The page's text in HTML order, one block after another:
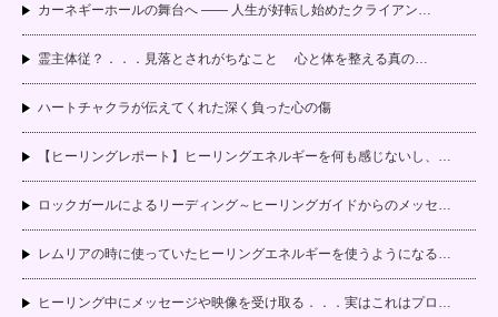
カーネギーホールの舞台へ —— 人生が好転し始めたクライアン…
霊主体従？．．．見落とされがちなこと 心と体を整える真の…
ハートチャクラが伝えてくれた深く負った心の傷
【ヒーリングレポート】ヒーリングエネルギーを何も感じないし、…
ロックガールによるリーディング～ヒーリングガイドからのメッセ…
レムリアの時に使っていたヒーリングエネルギーを使うようになる…
ヒーリング中にメッセージや映像を受け取る．．．実はこれはプロ…